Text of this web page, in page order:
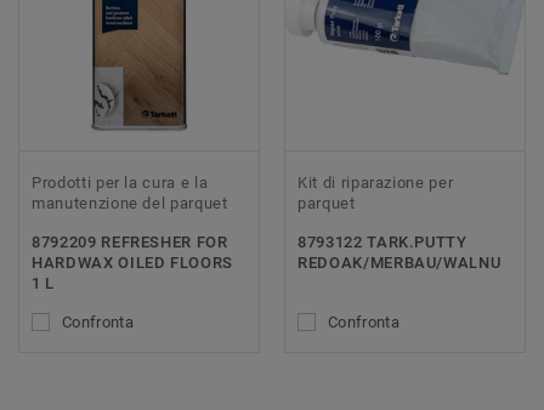
Prodotti per la cura e la
manutenzione del parquet
8792209 REFRESHER FOR
HARDWAX OILED FLOORS
1 L
Confronta
Kit di riparazione per
parquet
8793122 TARK.PUTTY
REDOAK/MERBAU/WALNU
Confronta